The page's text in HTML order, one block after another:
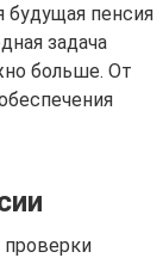
будущая пенсия
задача
больше. От